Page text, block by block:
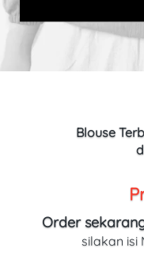
Blouse
Order
silakan isi